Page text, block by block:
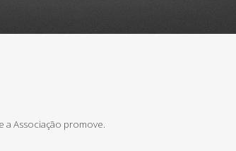
a Associação promove.